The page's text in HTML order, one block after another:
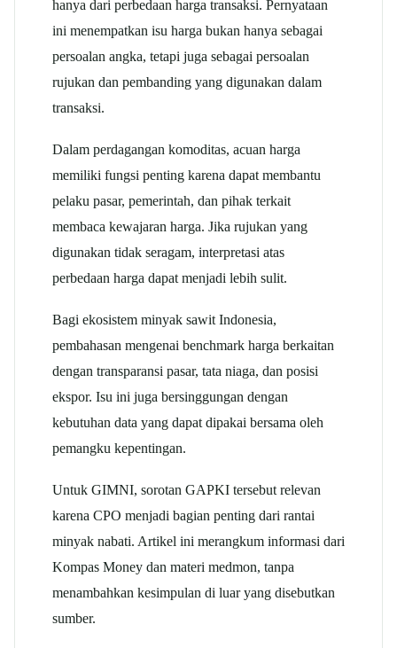
hanya dari perbedaan harga transaksi. Pernyataan
ini menempatkan isu harga bukan hanya sebagai
persoalan angka, tetapi juga sebagai persoalan
rujukan dan pembanding yang digunakan dalam
transaksi.
Dalam perdagangan komoditas, acuan harga
memiliki fungsi penting karena dapat membantu
pelaku pasar, pemerintah, dan pihak terkait
membaca kewajaran harga. Jika rujukan yang
digunakan tidak seragam, interpretasi atas
perbedaan harga dapat menjadi lebih sulit.
Bagi ekosistem minyak sawit Indonesia,
pembahasan mengenai benchmark harga berkaitan
dengan transparansi pasar, tata niaga, dan posisi
ekspor. Isu ini juga bersinggungan dengan
kebutuhan data yang dapat dipakai bersama oleh
pemangku kepentingan.
Untuk GIMNI, sorotan GAPKI tersebut relevan
karena CPO menjadi bagian penting dari rantai
minyak nabati. Artikel ini merangkum informasi dari
Kompas Money dan materi medmon, tanpa
menambahkan kesimpulan di luar yang disebutkan
sumber.